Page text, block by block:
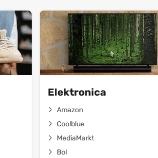
Elektronica
Amazon
Coolblue
MediaMarkt
Bol